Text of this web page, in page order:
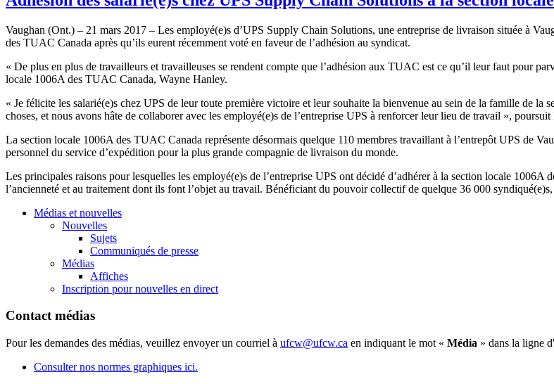
Vaughan (Ont.) – 21 mars 2017 – Les employé(e)s d’UPS Supply Chain Solutions, une entreprise de livraison située à
des TUAC Canada après qu’ils eurent récemment voté en faveur de l’adhésion au syndicat.
« De plus en plus de travailleurs et travailleuses se rendent compte que l’adhésion aux TUAC est ce qu’il leur faut pour
locale 1006A des TUAC Canada, Wayne Hanley.
« Je félicite les salarié(e)s chez UPS de leur toute première victoire et leur souhaite la bienvenue au sein de la famille de
choses, et nous avons hâte de collaborer avec les employé(e)s de l’entreprise UPS à renforcer leur lieu de travail »,
La section locale 1006A des TUAC Canada représente désormais quelque 110 membres travaillant à l’entrepôt UPS de
personnel du service d’expédition pour la plus grande compagnie de livraison du monde.
Les principales raisons pour lesquelles les employé(e)s de l’entreprise UPS ont décidé d’adhérer à la section locale
l’ancienneté et au traitement dont ils font l’objet au travail. Bénéficiant du pouvoir collectif de quelque 36 000
Médias et nouvelles
Nouvelles
Sujets
Communiqués de presse
Médias
Affiches
Inscription pour nouvelles en direct
Contact médias
Pour les demandes des médias, veuillez envoyer un courriel à ufcw@ufcw.ca en indiquant le mot « Média » dans la ligne
Consulter nos normes graphiques ici.